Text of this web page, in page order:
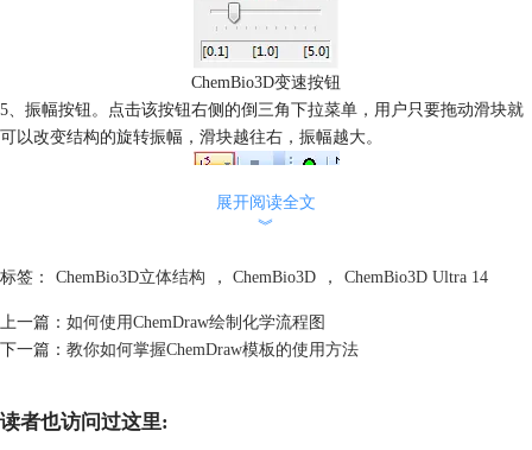
ChemBio3D变速按钮
5、振幅按钮。点击该按钮右侧的倒三角下拉菜单，用户只要拖动滑块就
可以改变结构的旋转振幅，滑块越往右，振幅越大。
以上就是如何旋转ChemBio3D立体结构的内容，熟悉并了解这些旋转控制
按钮可以旋转ChemBio3D Ultra 14立体结构，如果需要了解更多
展开阅读全文
︾
标签： ChemBio3D立体结构 ， ChemBio3D ， ChemBio3D Ultra 14
上一篇： 如何使用ChemDraw绘制化学流程图
下一篇： 教你如何掌握ChemDraw模板的使用方法
读者也访问过这里: